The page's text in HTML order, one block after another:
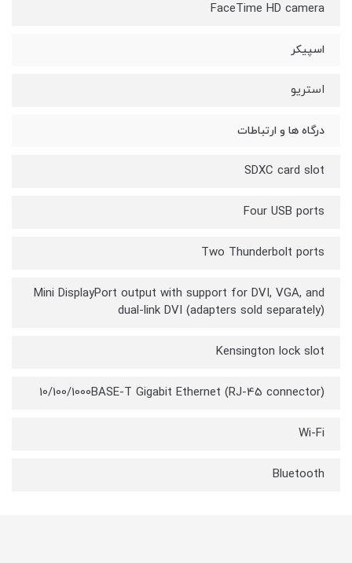
FaceTime HD camera
اسپیکر
استریو
درگاه ها و ارتباطات
SDXC card slot
Four USB ports
Two Thunderbolt ports
Mini DisplayPort output with support for DVI, VGA, and
dual-link DVI (adapters sold separately)
Kensington lock slot
10/100/1000BASE-T Gigabit Ethernet (RJ-45 connector)
Wi-Fi
Bluetooth